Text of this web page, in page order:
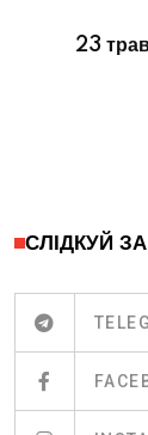
23
СЛІДКУЙ